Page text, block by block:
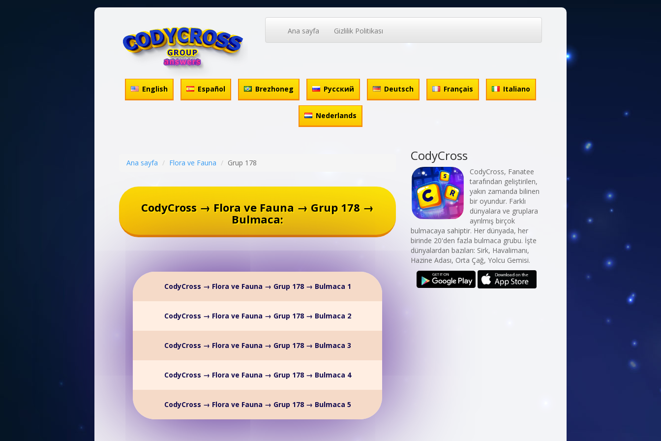
Ana sayfa Gizlilik Politikası
English Español Brezhoneg Русский Deutsch Français Italiano
Nederlands
Ana sayfa Flora ve Fauna Grup 178
CodyCross → Flora ve Fauna → Grup 178 →
Bulmaca:
CodyCross → Flora ve Fauna → Grup 178 → Bulmaca 1
CodyCross → Flora ve Fauna → Grup 178 → Bulmaca 2
CodyCross → Flora ve Fauna → Grup 178 → Bulmaca 3
CodyCross → Flora ve Fauna → Grup 178 → Bulmaca 4
CodyCross → Flora ve Fauna → Grup 178 → Bulmaca 5
CodyCross
CodyCross, Fanatee
tarafından geliştirilen,
yakın zamanda bilinen
bir oyundur. Farklı
dünyalara ve gruplara
ayrılmış birçok
bulmacaya sahiptir. Her dünyada, her
birinde 20'den fazla bulmaca grubu. İşte
dünyalardan bazıları: Sirk, Havalimanı,
Hazine Adası, Orta Çağ, Yolcu Gemisi.